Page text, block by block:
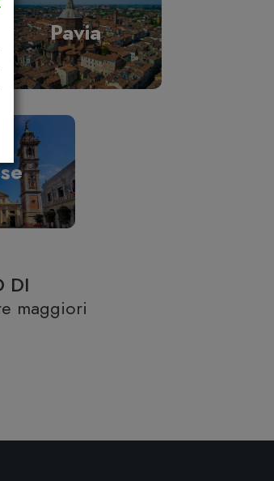
Pavia
DI
maggiori